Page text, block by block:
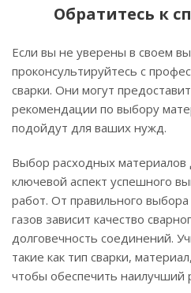
Обратитесь к
Если вы не уверены в своем
проконсультируйтесь с
сварки. Они могут
рекомендации по выбору
подойдут для ваших нужд.
Выбор расходных материалов
ключевой аспект успешного
работ. От правильного
газов зависит качество
долговечность соединений.
такие как тип сварки,
чтобы обеспечить наилучший